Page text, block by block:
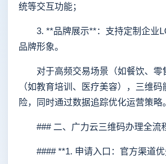
统等交互功能；
3. **品牌展示**：支持定制企业
品牌形象。
对于高频交易场景（如餐饮、零
（如教育培训、医疗美容），三维
险，同时通过数据追踪优化运营策略。
### 二、广力云三维码办理全流
#### **1. 申请入口：官方渠道优